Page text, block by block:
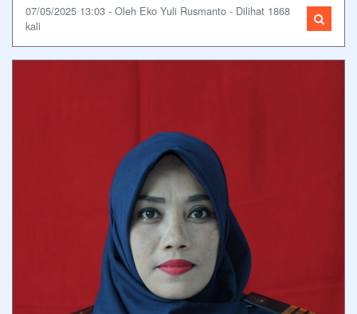
07/05/2025 13:03 - Oleh Eko Yuli Rusmanto - Dilihat 1868
kali